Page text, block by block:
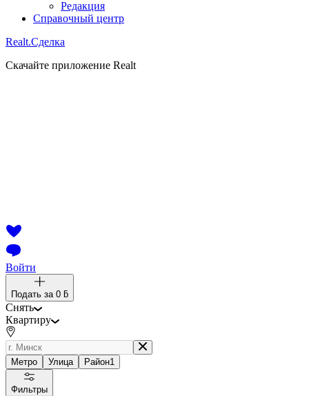
Редакция
Справочный центр
Realt.Сделка
Скачайте приложение Realt
Войти
Подать за 0 ƃ
Снять
Квартиру
Метро Улица Район1
Фильтры